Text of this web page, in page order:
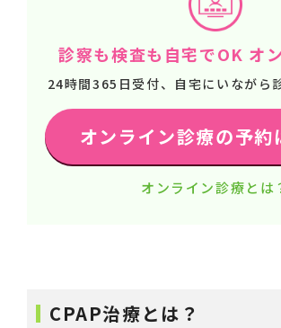
診察も検査も自宅でOK オ
24時間365日受付、自宅にいながら
オンライン診療の予約
オンライン診療とは
CPAP治療とは？